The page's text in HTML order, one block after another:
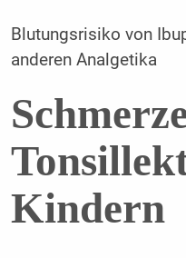
Blutungsrisiko von
anderen Analgetika
Kindern